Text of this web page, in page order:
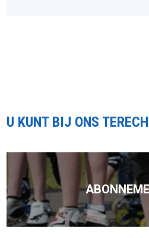
U KUNT BIJ ONS